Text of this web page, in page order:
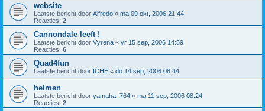
website
Laatste bericht door Alfredo « ma 09 okt, 2006 21:44
Reacties: 2
Cannondale leeft !
Laatste bericht door Vyrena « vr 15 sep, 2006 14:59
Reacties: 6
Quad4fun
Laatste bericht door ICHE « do 14 sep, 2006 08:44
helmen
Laatste bericht door yamaha_764 « ma 11 sep, 2006 08:24
Reacties: 2